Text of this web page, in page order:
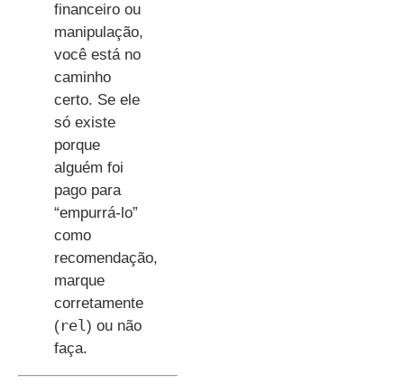
financeiro ou
manipulação,
você está no
caminho
certo. Se ele
só existe
porque
alguém foi
pago para
“empurrá-lo”
como
recomendação,
marque
corretamente
(rel) ou não
faça.